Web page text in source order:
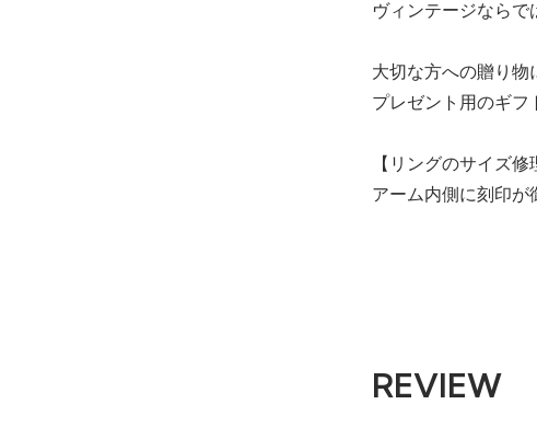
ヴィンテージならで
大切な方への贈り物
プレゼント用のギフ
【リングのサイズ修
アーム内側に刻印が
REVIEW